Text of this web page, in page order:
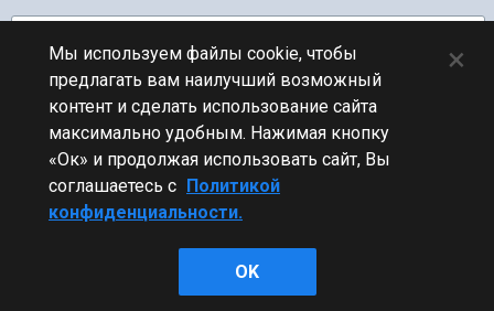
ПЕРЕЙТИ К СПИСКУ ТЕМ
Флудилка
Стиль
Мы используем файлы cookie, чтобы
предлагать вам наилучший возможный
контент и сделать использование сайта
максимально удобным. Нажимая кнопку
«Ок» и продолжая использовать сайт, Вы
соглашаетесь с Политикой
конфиденциальности.
OK
×